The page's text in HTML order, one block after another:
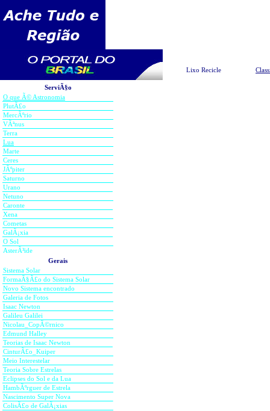
Lixo Recicle
ServiÃ§o
O que Ã© Astronomia
PlutÃ£o
MercÃºrio
VÃªnus
Terra
Lua
Marte
Ceres
JÃºpiter
Saturno
Urano
Netuno
Caronte
Xena
Cometas
GalÃ¡xia
O Sol
AsterÃ³ide
Gerais
Sistema Solar
FormaÃ§Ã£o do Sistema Solar
Novo Sistema encontrado
Galeria de Fotos
Isaac Newton
Galileu Galilei
Nicolau_CopÃ©rnico
Edmund Halley
Teorias de Isaac Newton
CinturÃ£o_Kuiper
Meio Interestelar
Teoria Sobre Estrelas
Eclipses do Sol e da Lua
HambÃºrguer de Estrela
Nascimento Super Nova
ColisÃ£o de GalÃ¡xias
Os planetas do Sistema
enquanto as estrelas sÃ£o
fossem maiores). Como
estrelas (excluindo-se o Sol),
pela fonte e sua
quadrado da distÃ¢ncia,
cÃ©u e as estrelas nÃ£o.
Esta caracterÃ­stica
qualquer raio incidente na
que acontece entÃ£o Ã© o
O raio de luz de uma dada
na atmosfera, sofre efeito de